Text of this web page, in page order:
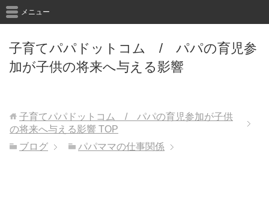
子育てパパドットコム / パパの育児参
加が子供の将来へ与える影響
メニュー
子育てパパドットコム / パパの育児参加が子供
の将来へ与える影響 TOP
ブログ
パパママの仕事関係